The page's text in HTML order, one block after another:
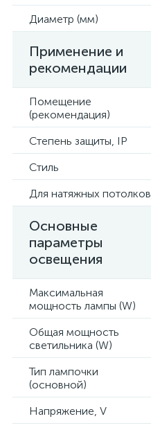
Диаметр (мм)
Применение и
рекомендации
Помещение
(рекомендация)
Степень защиты, IP
Стиль
Для натяжных потолков
Основные
параметры
освещения
Максимальная
мощность лампы (W)
Общая мощность
светильника (W)
Тип лампочки
(основной)
Напряжение, V